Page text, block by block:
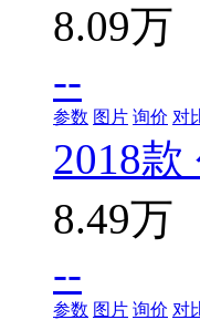
8.09万
--
参数 图片 询价 对
2018
8.49万
--
参数 图片 询价 对